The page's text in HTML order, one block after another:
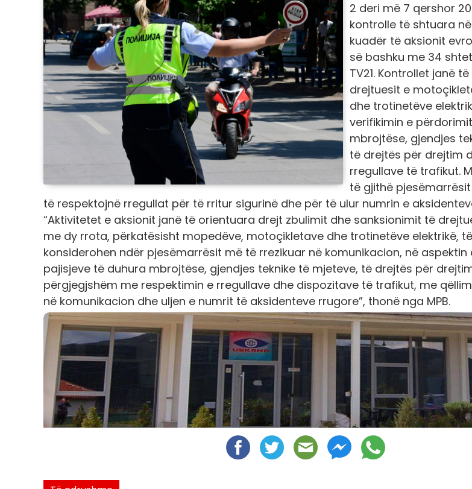
2 deri më 7 qershor
kontrolle të shtuara
kuadër të aksionit
së bashku me 34
TV21. Kontrollet janë
drejtuesit e
dhe trotinetëve
verifikimin e
mbrojtëse, gjendjes
të drejtës për drejtim
rregullave të trafikut.
të gjithë
të respektojnë rregullat për të rritur sigurinë dhe për të ulur numrin e
“Aktivitetet e aksionit janë të orientuara drejt zbulimit dhe sanksionimit të
me dy rrota, përkatësisht mopedëve, motoçikletave dhe trotinetëve elektrikë,
konsiderohen ndër pjesëmarrësit më të rrezikuar në komunikacion, në
pajisjeve të duhura mbrojtëse, gjendjes teknike të mjeteve, të drejtës për
përgjegjshëm me respektimin e rregullave dhe dispozitave të trafikut, me
në komunikacion dhe uljen e numrit të aksidenteve rrugore”, thonë nga MPB.